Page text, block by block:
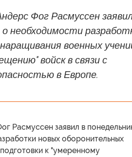
Фог Расмуссен
о необходимости
военных
войск в связи с
в Европе.
Расмуссен заявил в
новых оборонительных
к "умеренному